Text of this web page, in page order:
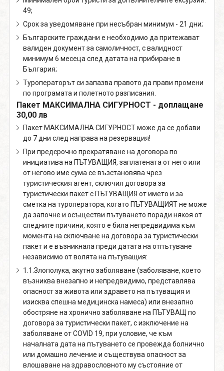
49;
Срок за уведомяване при несъбран минимум - 21 дни;
Българските граждани е необходимо да притежават
валиден документ за самоличност, с валидност
минимум 6 месеца след датата на прибиране в
България;
Туроператорът си запазва правото да прави промени
по програмата и полетното разписания.
Пакет МАКСИМАЛНА СИГУРНОСТ - доплащане
30,00 лв
Пакет МАКСИМАЛНА СИГУРНОСТ може да се добави
до 7 дни след направа на резервация!
При предсрочно прекратяване на договора по
инициатива на ПЪТУВАЩИЯ, заплатената от него или
от негово име сума се възстановява чрез
туристическия агент, сключил договора за
туристически пакет с ПЪТУВАЩИЯ от името и за
сметка на туроператора, когато ПЪТУВАЩИЯТ не може
да започне и осъществи пътуването поради някоя от
следните причини, която е била непредвидима към
момента на сключване на договора за туристически
пакет и е възникнала преди датата на отпътуване
независимо от волята на пътуващия:
1.1.Злополука, акутно заболяване (заболяване, което
възниква внезапно и непредвидимо, представлява
опасност за живота или здравето на пътуващия и
изисква спешна медицинска намеса) или внезапно
обостряне на хронично заболяване на ПЪТУВАЩ по
договора за туристически пакет, с изключение на
заболяване от COVID 19, при условие, че към
началната дата на пътуването се провежда болнично
или домашно лечение и съществува опасност за
влошаване на здравословното му състояние от